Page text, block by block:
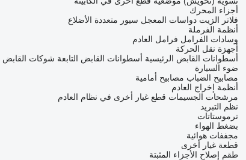
أجزاء المحرك
فلاتر الزيت دواسات المعجل سيور متعددة الأضلاع
أنظمة الفرملة
وسادات الفرامل فرامل العادم
أجهزة نقل الحركة
أسطوانات القابض الرئيسية أسطوانات القابض التابعة شوكات القابض
ضوء السيارة
مصابيح الضباب مصابيح أمامية
أنظمة إخراج العادم
مرشحات الجسيمات قطع غيار أخرى في نظام العادم
نظم التبريد
ترموستاتات
بضغط الهواء
مجففات هوائية
قطعة غيار أخرى
طقم إصلاح الأجزاء المثبتة